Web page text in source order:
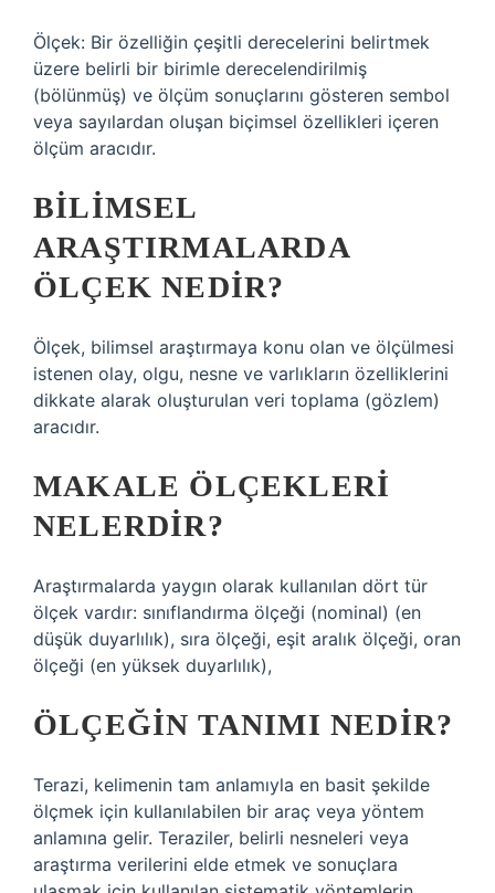
Ölçek: Bir özelliğin çeşitli derecelerini belirtmek
üzere belirli bir birimle derecelendirilmiş
(bölünmüş) ve ölçüm sonuçlarını gösteren sembol
veya sayılardan oluşan biçimsel özellikleri içeren
ölçüm aracıdır.
BILIMSEL
ARAŞTIRMALARDA
ÖLÇEK NEDIR?
Ölçek, bilimsel araştırmaya konu olan ve ölçülmesi
istenen olay, olgu, nesne ve varlıkların özelliklerini
dikkate alarak oluşturulan veri toplama (gözlem)
aracıdır.
MAKALE ÖLÇEKLERI
NELERDIR?
Araştırmalarda yaygın olarak kullanılan dört tür
ölçek vardır: sınıflandırma ölçeği (nominal) (en
düşük duyarlılık), sıra ölçeği, eşit aralık ölçeği, oran
ölçeği (en yüksek duyarlılık),
ÖLÇEĞIN TANIMI NEDIR?
Terazi, kelimenin tam anlamıyla en basit şekilde
ölçmek için kullanılabilen bir araç veya yöntem
anlamına gelir. Teraziler, belirli nesneleri veya
araştırma verilerini elde etmek ve sonuçlara